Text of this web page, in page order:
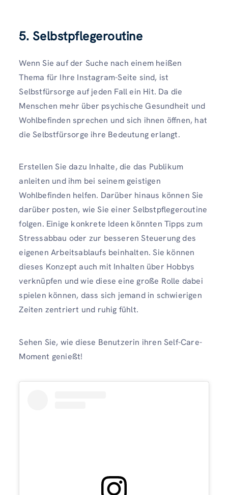
5. Selbstpflegeroutine
Wenn Sie auf der Suche nach einem heißen
Thema für Ihre Instagram-Seite sind, ist
Selbstfürsorge auf jeden Fall ein Hit. Da die
Menschen mehr über psychische Gesundheit und
Wohlbefinden sprechen und sich ihnen öffnen, hat
die Selbstfürsorge ihre Bedeutung erlangt.
Erstellen Sie dazu Inhalte, die das Publikum
anleiten und ihm bei seinem geistigen
Wohlbefinden helfen. Darüber hinaus können Sie
darüber posten, wie Sie einer Selbstpflegeroutine
folgen. Einige konkrete Ideen könnten Tipps zum
Stressabbau oder zur besseren Steuerung des
eigenen Arbeitsablaufs beinhalten. Sie können
dieses Konzept auch mit Inhalten über Hobbys
verknüpfen und wie diese eine große Rolle dabei
spielen können, dass sich jemand in schwierigen
Zeiten zentriert und ruhig fühlt.
Sehen Sie, wie diese Benutzerin ihren Self-Care-
Moment genießt!